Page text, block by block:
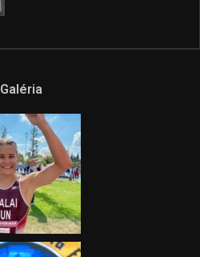
Galéria